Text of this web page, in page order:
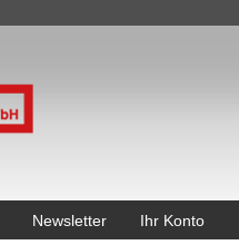
Newsletter Ihr Konto